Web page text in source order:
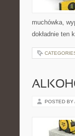
muchówka,
dokładnie ten
POSTED BY